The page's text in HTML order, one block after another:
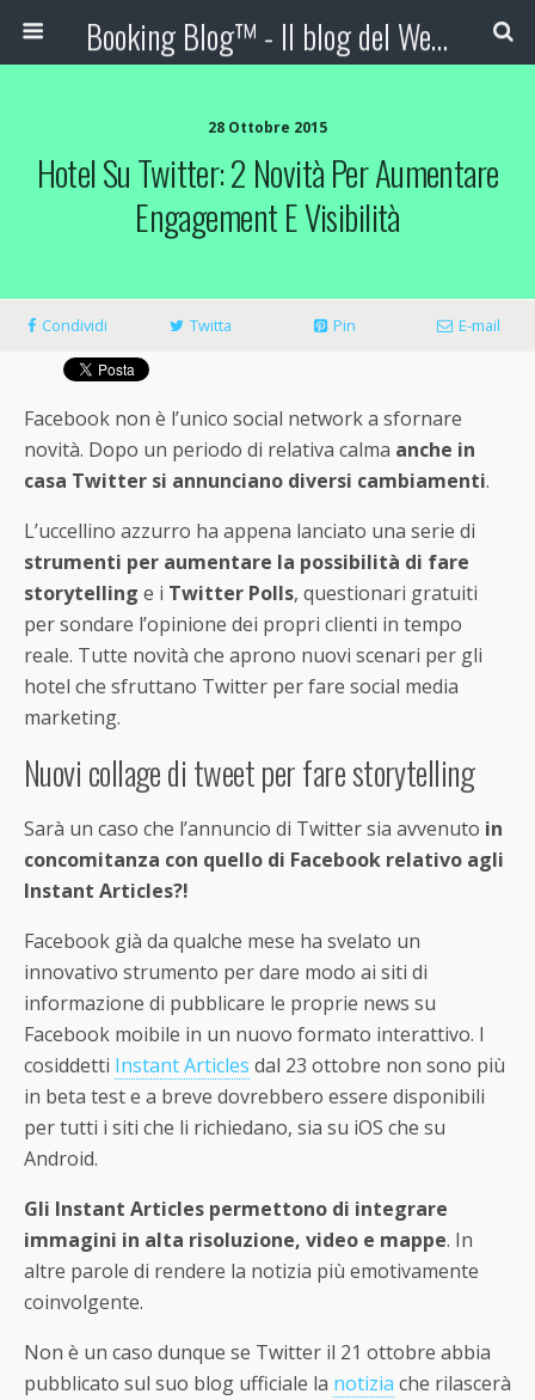
Booking Blog™ - Il blog del Web Marketing Turistico
28 Ottobre 2015
Hotel Su Twitter: 2 Novità Per Aumentare
Engagement E Visibilità
Condividi Twitta Pin E-mail
Facebook non è l’unico social network a sfornare
novità. Dopo un periodo di relativa calma anche in
casa Twitter si annunciano diversi cambiamenti.
L’uccellino azzurro ha appena lanciato una serie di
strumenti per aumentare la possibilità di fare
storytelling e i Twitter Polls, questionari gratuiti
per sondare l’opinione dei propri clienti in tempo
reale. Tutte novità che aprono nuovi scenari per gli
hotel che sfruttano Twitter per fare social media
marketing.
Nuovi collage di tweet per fare storytelling
Sarà un caso che l’annuncio di Twitter sia avvenuto in
concomitanza con quello di Facebook relativo agli
Instant Articles?!
Facebook già da qualche mese ha svelato un
innovativo strumento per dare modo ai siti di
informazione di pubblicare le proprie news su
Facebook moibile in un nuovo formato interattivo. I
cosiddetti Instant Articles dal 23 ottobre non sono più
in beta test e a breve dovrebbero essere disponibili
per tutti i siti che li richiedano, sia su iOS che su
Android.
Gli Instant Articles permettono di integrare
immagini in alta risoluzione, video e mappe. In
altre parole di rendere la notizia più emotivamente
coinvolgente.
Non è un caso dunque se Twitter il 21 ottobre abbia
pubblicato sul suo blog ufficiale la notizia che rilascerà